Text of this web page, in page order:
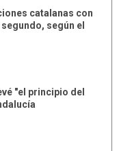
catalanas con
según el
"el principio del